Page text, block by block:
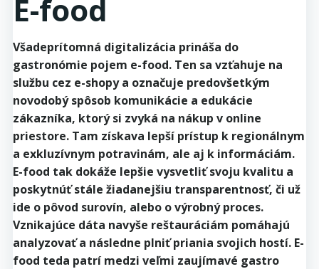
E-food
Všadeprítomná digitalizácia prináša do
gastronómie pojem e-food. Ten sa vzťahuje na
službu cez e-shopy a označuje predovšetkým
novodobý spôsob komunikácie a edukácie
zákazníka, ktorý si zvyká na nákup v online
priestore. Tam získava lepší prístup k regionálnym
a exkluzívnym potravinám, ale aj k informáciám.
E-food tak dokáže lepšie vysvetliť svoju kvalitu a
poskytnúť stále žiadanejšiu transparentnosť, či už
ide o pôvod surovín, alebo o výrobný proces.
Vznikajúce dáta navyše reštauráciám pomáhajú
analyzovať a následne plniť priania svojich hostí. E-
food teda patrí medzi veľmi zaujímavé gastro